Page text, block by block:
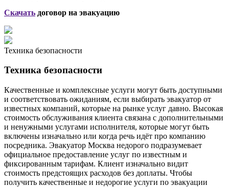
Скачать договор на эвакуацию
Техника безопасности
Техника безопасности
Качественные и комплексные услуги могут быть доступными
и соответствовать ожиданиям, если выбирать эвакуатор от
известных компаний, которые на рынке услуг давно. Высокая
стоимость обслуживания клиента связана с дополнительными
и ненужными услугами исполнителя, которые могут быть
включены изначально или когда речь идёт про компанию
посредника. Эвакуатор Москва недорого подразумевает
официальное предоставление услуг по известным и
фиксированным тарифам. Клиент изначально видит
стоимость предстоящих расходов без доплаты. Чтобы
получить качественные и недорогие услуги по эвакуации